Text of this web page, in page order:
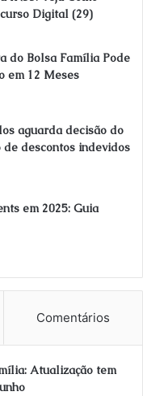
Digital (29)
do Bolsa Família Pode
em 12 Meses
aguarda decisão do
de descontos indevidos
em 2025: Guia
Comentários
Atualização tem